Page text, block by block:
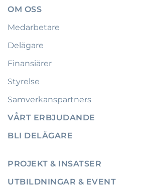
OM OSS
Medarbetare
Delägare
Finansiärer
Styrelse
Samverkanspartners
VÅRT ERBJUDANDE
BLI DELÄGARE
PROJEKT & INSATSER
UTBILDNINGAR & EVENT